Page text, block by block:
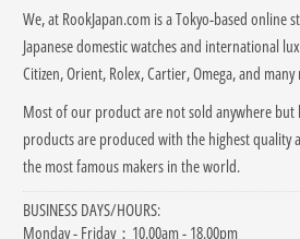
We, at RookJapan.com is a Tokyo-based online
Japanese domestic watchesand international
Citizen, Orient, Rolex, Cartier, Omega, and
Most of our product are not sold anywhere but
products are produced with the highest quality
the most famous makers in the world.
BUSINESS DAYS/HOURS:
Monday - Friday：10.00am - 18.00pm